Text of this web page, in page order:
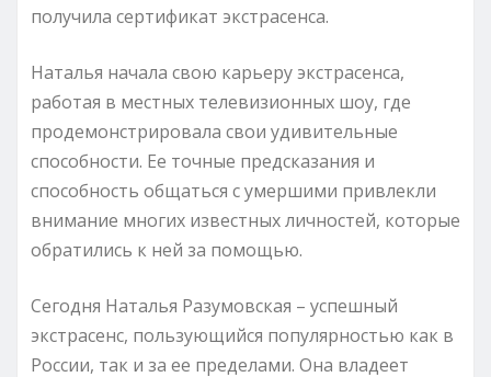
получила сертификат экстрасенса.
Наталья начала свою карьеру экстрасенса,
работая в местных телевизионных шоу, где
продемонстрировала свои удивительные
способности. Ее точные предсказания и
способность общаться с умершими привлекли
внимание многих известных личностей, которые
обратились к ней за помощью.
Сегодня Наталья Разумовская – успешный
экстрасенс, пользующийся популярностью как в
России, так и за ее пределами. Она владеет